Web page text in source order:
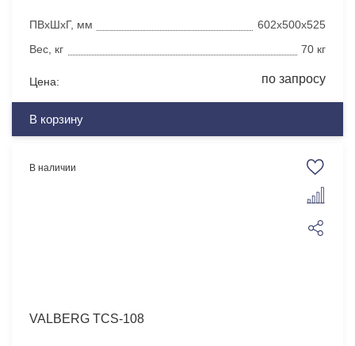
ПВхШхГ, мм
602x500x525
Вес, кг
70 кг
Цена: по запросу
В корзину
В наличии
VALBERG TCS-108